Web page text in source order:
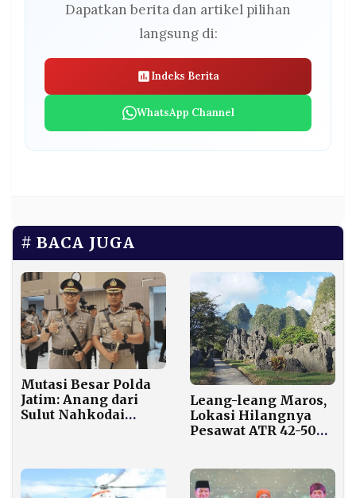
Dapatkan berita dan artikel pilihan
langsung di:
Indeks Berita
WhatsApp Channel
BACA JUGA
Mutasi Besar Polda
Jatim: Anang dari
Sulut Nahkodai
Leang-leang Maros,
Lokasi Hilangnya
Pesawat ATR 42-500
Dunia